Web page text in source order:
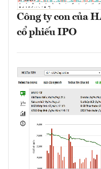
Công ty con của
cổ phiếu IPO